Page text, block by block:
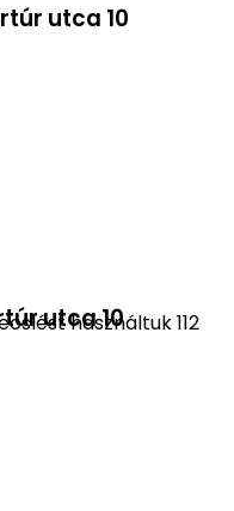
utca 10
használtuk 112
utca 10